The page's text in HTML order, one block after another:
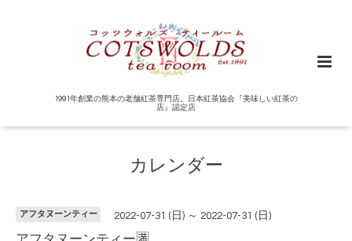
1991年創業の熊本の老舗紅茶専門店。日本紅茶協会『美味しい紅茶の
店』認定店
カレンダー
アフタヌーンティー 2022-07-31 (日) ～ 2022-07-31 (日)